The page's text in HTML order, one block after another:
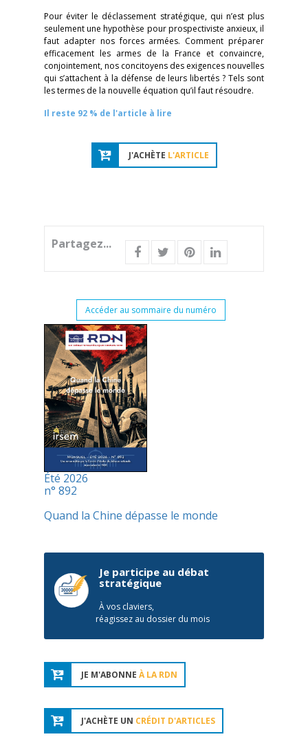
Pour éviter le déclassement stratégique, qui n’est plus
seulement une hypothèse pour prospectiviste anxieux, il
faut adapter nos forces armées. Comment préparer
efficacement les armes de la France et convaincre,
conjointement, nos concitoyens des exigences nouvelles
qui s’attachent à la défense de leurs libertés ? Tels sont
les termes de la nouvelle équation qu’il faut résoudre.
Il reste 92 % de l'article à lire
J'ACHÈTE L'ARTICLE
Partagez...
Accéder au sommaire du numéro
Été 2026
n° 892
Quand la Chine dépasse le monde
Je participe au débat
stratégique
À vos claviers,
réagissez au dossier du mois
JE M'ABONNE À LA RDN
J'ACHÈTE UN CRÉDIT D'ARTICLES